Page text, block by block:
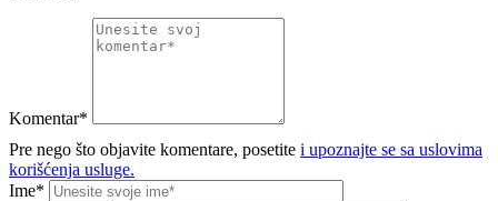
Komentar*
Pre nego što objavite komentare, posetite i upoznajte se sa uslovima
korišćenja usluge.
Ime*